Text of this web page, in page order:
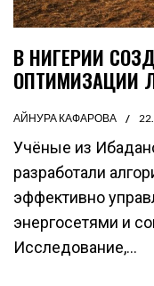
В НИГЕРИИ
ОПТИМИЗАЦИИ
АЙНУРА КАФАРОВА
Учёные из
разработали
эффективно
энергосетями и
Исследование,...